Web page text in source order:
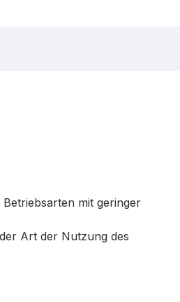
mit geringer
Art der Nutzung des